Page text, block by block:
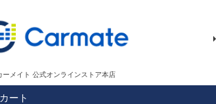
ーメイト 公式オンラインストア本店
カート